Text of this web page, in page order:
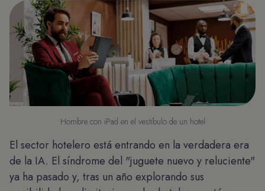
Hombre con iPad en el vestíbulo de un hotel
El sector hotelero está entrando en la verdadera era
de la IA. El síndrome del "juguete nuevo y reluciente"
ya ha pasado y, tras un año explorando sus